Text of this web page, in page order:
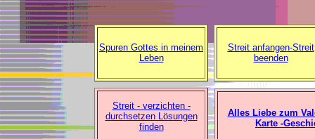
Spuren Gottes in meinem
Leben
Streit anfangen-Streit
beenden
Streit - verzichten -
durchsetzen Lösungen
finden
Alles Liebe zum
Karte -